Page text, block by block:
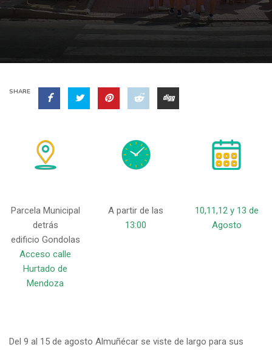
SHARE
Parcela Municipal
detrás
edificio Gondolas
Acceso calle
Hurtado de
Mendoza
A partir de las
13:00
10,11,12 y 13 de
Agosto
Del 9 al 15 de agosto Almuñécar se viste de largo para sus